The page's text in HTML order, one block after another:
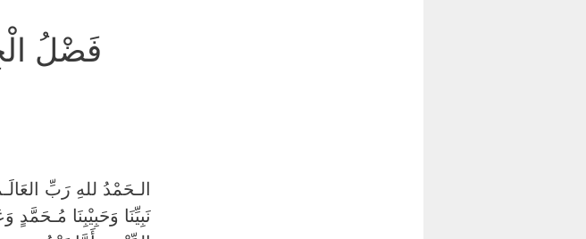
فَضْلُ
نَبِيِّنَا وَحَبِيْبِنَا